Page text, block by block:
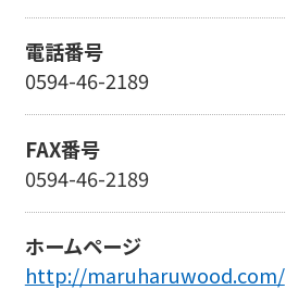
電話番号
0594-46-2189
FAX番号
0594-46-2189
ホームページ
http://maruharuwood.com/